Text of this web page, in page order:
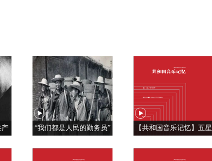
产
“我们都是人民的勤务员”
【共和国音乐记忆】五星
《红旗飘飘》